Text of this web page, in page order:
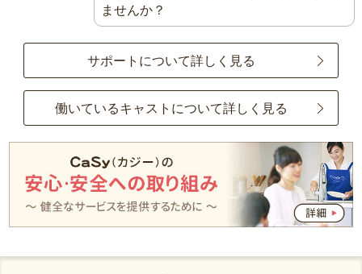
ませんか？
サポートについて詳しく見る
働いているキャストについて詳しく見る